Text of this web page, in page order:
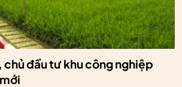
chủ đầu tư khu công nghiệp